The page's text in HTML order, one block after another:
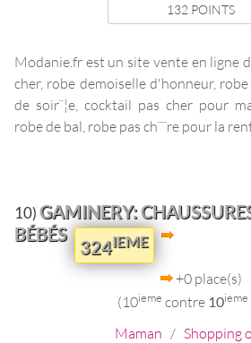
132 POINTS
Modanie.fr est un site vente en ligne
cher, robe demoiselle d'honneur, robe
de soir¨¦e, cocktail pas cher pour
robe de bal, robe pas ch¨¨re pour la
10)GAMINERY:
BÉBÉS
324IEME
+0 place(s)
(10ieme contre 10ieme
Maman / Shopping